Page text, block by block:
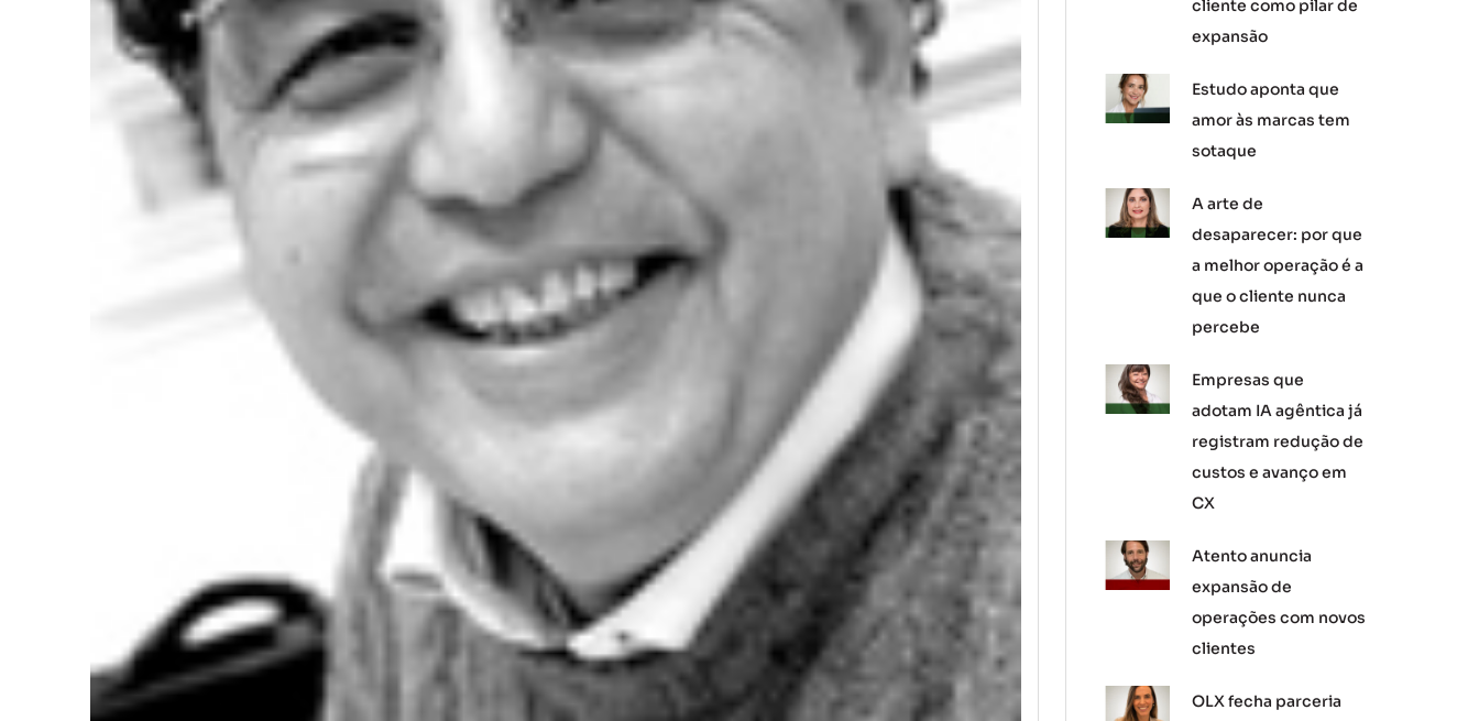
cliente como pilar de
expansão
Estudo aponta que
amor às marcas tem
sotaque
A arte de
desaparecer: por que
a melhor operação é a
que o cliente nunca
percebe
Empresas que
adotam IA agêntica já
registram redução de
custos e avanço em
CX
Atento anuncia
expansão de
operações com novos
clientes
OLX fecha parceria